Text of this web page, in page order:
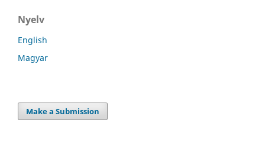
Nyelv
English
Magyar
Make a Submission